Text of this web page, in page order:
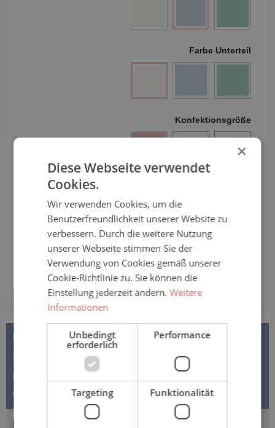
Produktnummer:
8027-S-UT-natur-OR-OT-azur
Sanisana Pflegeoverall der Marke "Carewear" aus 100%
Baumwolle mit langen Armen und Beinen, erschwertes
selbstentkleiden der Person wird gegeben, in drei
verschiedenen Farben erhältlich.
Konfektionsgröße
Farbe Unterteil
BESCHREIBUNG
Sanisana CAREWEAR – Pflegeoverall konfigurierbar -
Oberteil Langarm - Unterteil langes Bein Stellen Sie
sich Ihren Overall…Mehr
BEWERTUNGEN
×
Diese Webseite verwendet
Cookies.
Wir verwenden Cookies, um die
Benutzerfreundlichkeit unserer Website zu
verbessern. Durch die weitere Nutzung
unserer Webseite stimmen Sie der
Verwendung von Cookies gemäß unserer
Cookie-Richtlinie zu. Sie können die
Einstellung jederzeit ändern.Weitere
Informationen
Unbedingt
erforderlich
Performance
Targeting Funktionalität